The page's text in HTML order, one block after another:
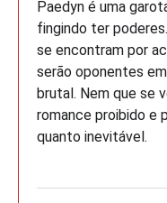
Paedyn é uma
fingindo ter
se encontram por
serão oponentes
brutal. Nem que se
romance proibido e
quanto inevitável.